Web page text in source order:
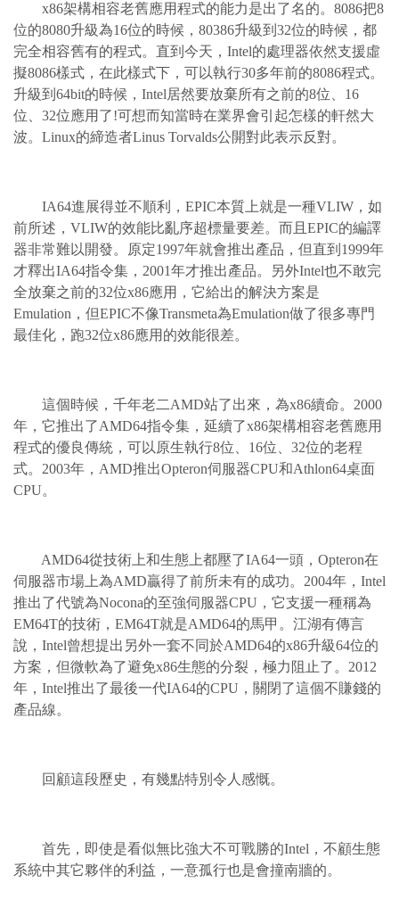
x86架構相容老舊應用程式的能力是出了名的。8086把8
位的8080升級為16位的時候，80386升級到32位的時候，都
完全相容舊有的程式。直到今天，Intel的處理器依然支援虛
擬8086樣式，在此樣式下，可以執行30多年前的8086程式。
升級到64bit的時候，Intel居然要放棄所有之前的8位、16
位、32位應用了!可想而知當時在業界會引起怎樣的軒然大
波。Linux的締造者Linus Torvalds公開對此表示反對。
IA64進展得並不順利，EPIC本質上就是一種VLIW，如
前所述，VLIW的效能比亂序超標量要差。而且EPIC的編譯
器非常難以開發。原定1997年就會推出產品，但直到1999年
才釋出IA64指令集，2001年才推出產品。另外Intel也不敢完
全放棄之前的32位x86應用，它給出的解決方案是
Emulation，但EPIC不像Transmeta為Emulation做了很多專門
最佳化，跑32位x86應用的效能很差。
這個時候，千年老二AMD站了出來，為x86續命。2000
年，它推出了AMD64指令集，延續了x86架構相容老舊應用
程式的優良傳統，可以原生執行8位、16位、32位的老程
式。2003年，AMD推出Opteron伺服器CPU和Athlon64桌面
CPU。
AMD64從技術上和生態上都壓了IA64一頭，Opteron在
伺服器市場上為AMD贏得了前所未有的成功。2004年，Intel
推出了代號為Nocona的至強伺服器CPU，它支援一種稱為
EM64T的技術，EM64T就是AMD64的馬甲。江湖有傳言
說，Intel曾想提出另外一套不同於AMD64的x86升級64位的
方案，但微軟為了避免x86生態的分裂，極力阻止了。2012
年，Intel推出了最後一代IA64的CPU，關閉了這個不賺錢的
產品線。
回顧這段歷史，有幾點特別令人感慨。
首先，即使是看似無比強大不可戰勝的Intel，不顧生態
系統中其它夥伴的利益，一意孤行也是會撞南牆的。